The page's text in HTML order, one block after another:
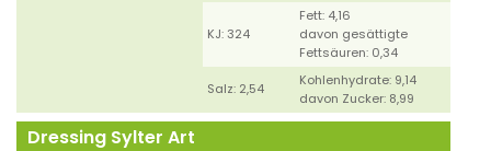
KJ: 324
Fett: 4,16
davon gesättigte
Fettsäuren: 0,34
Salz: 2,54
Kohlenhydrate: 9,14
davon Zucker: 8,99
Dressing Sylter Art